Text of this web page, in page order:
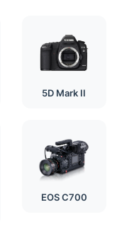
5D Mark II
EOS C700